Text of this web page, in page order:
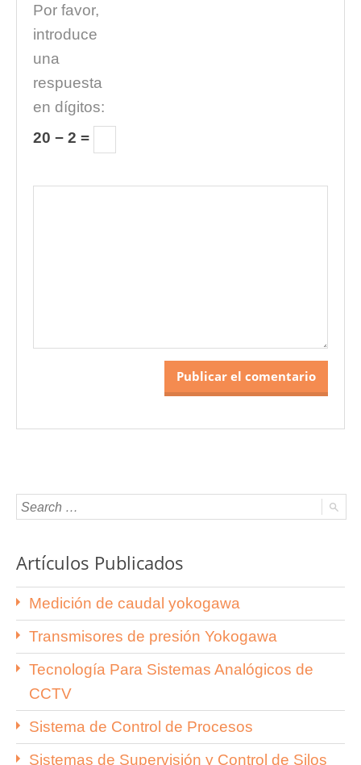
Por favor,
introduce
una
respuesta
en dígitos:
20 − 2 =
Artículos Publicados
Medición de caudal yokogawa
Transmisores de presión Yokogawa
Tecnología Para Sistemas Analógicos de
CCTV
Sistema de Control de Procesos
Sistemas de Supervisión y Control de Silos